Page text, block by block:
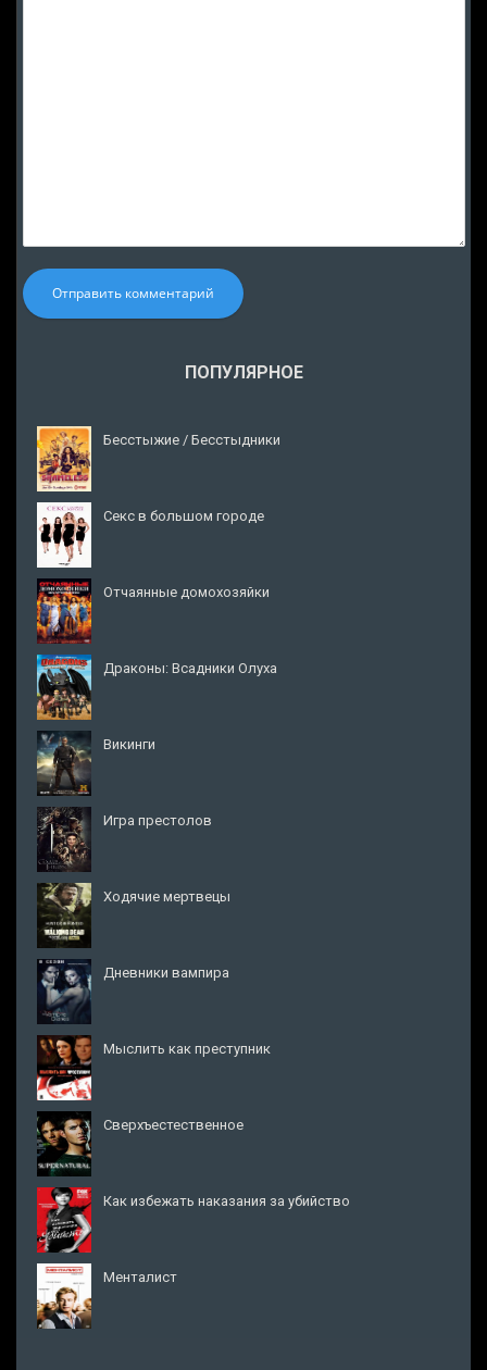
Отправить комментарий
ПОПУЛЯРНОЕ
Бесстыжие / Бесстыдники
Секс в большом городе
Отчаянные домохозяйки
Драконы: Всадники Олуха
Викинги
Игра престолов
Ходячие мертвецы
Дневники вампира
Мыслить как преступник
Сверхъестественное
Как избежать наказания за убийство
Менталист